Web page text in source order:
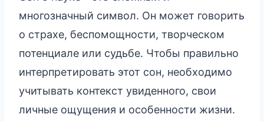
многозначный символ. Он может говорить
о страхе, беспомощности, творческом
потенциале или судьбе. Чтобы правильно
интерпретировать этот сон, необходимо
учитывать контекст увиденного, свои
личные ощущения и особенности жизни.